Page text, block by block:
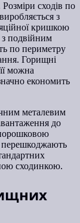
сходів по
з
кришкою
подвійним
по периметру
Горищні
можна
економить
металевим
до
порошковою
перешкоджають
сходинкою.